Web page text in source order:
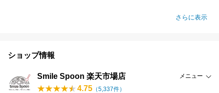
さらに表示
ショップ情報
Smile Spoon 楽天市場店 メニュー
4.75 （5,337件）